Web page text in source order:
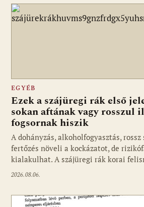
EGYÉB
Ezek a szájüregi rák első
sokan aftának vagy rosszul
fogsornak hiszik
A dohányzás, alkoholfogyasztás,
fertőzés növeli a kockázatot, de
kialakulhat. A szájüregi rák korai
2026.08.06.